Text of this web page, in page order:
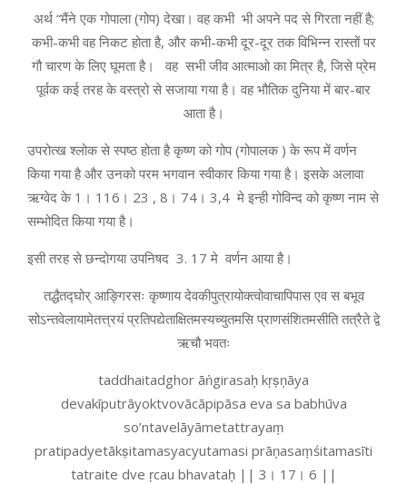
अर्थ “मैंने एक गोपाला (गोप) देखा। वह कभी भी अपने पद से गिरता नहीं है;
कभी-कभी वह निकट होता है, और कभी-कभी दूर-दूर तक विभिन्न रास्तों पर
गौ चारण के लिए घूमता है। वह सभी जीव आत्माओ का मित्र है, जिसे प्रेम
पूर्वक कई तरह के वस्त्रो से सजाया गया है। वह भौतिक दुनिया में बार-बार
आता है।
उपरोत्ख श्लोक से स्पष्ठ होता है कृष्ण को गोप (गोपालक ) के रूप में वर्णन
किया गया है और उनको परम भगवान स्वीकार किया गया है। इसके अलावा
ऋग्वेद के 1। 116। 23 , 8। 74। 3,4 मे इन्ही गोविन्द को कृष्ण नाम से
सम्भोदित किया गया है।
इसी तरह से छन्दोगया उपनिषद 3. 17 मे वर्णन आया है।
तद्धैतद्घोर् आङ्गिरसः कृष्णाय देवकीपुत्रायोक्त्वोवाचापिपास एव स बभूव
सोऽन्तवेलायामेतत्त्रयं प्रतिपद्येताक्षितमस्यच्युतमसि प्राणसंशितमसीति तत्रैते द्वे
ऋचौ भवतः
taddhaitadghor āṅgirasaḥ kṛṣṇāya
devakīputrāyoktvovācāpipāsa eva sa babhūva
so’ntavelāyāmetattrayaṃ
pratipadyetākṣitamasyacyutamasi prāṇasaṃśitamasīti
tatraite dve ṛcau bhavataḥ || 3। 17। 6 ||